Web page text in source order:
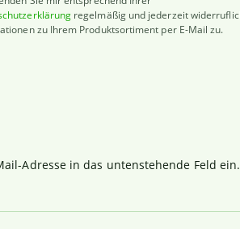
regelmäßig und jederzeit widerruflich
zu Ihrem Produktsortiment per E-Mail zu.
Adresse in das untenstehende Feld ein.